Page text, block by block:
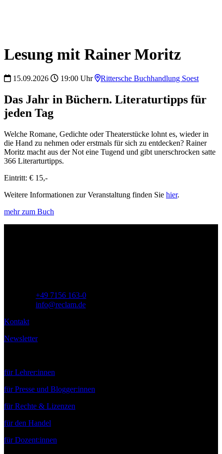
Lesung mit Rainer Moritz
15.09.2026 19:00 Uhr Rittersche Buchhandlung Soest
Das Jahr in Büchern. Literaturtipps für
jeden Tag
Welche Romane, Gedichte oder Theaterstücke lohnt es, wieder in
die Hand zu nehmen oder erstmals für sich zu entdecken? Rainer
Moritz macht aus der Not eine Tugend und gibt unerschrocken satte
366 Literarturtipps.
Eintritt: € 15,-
Weitere Informationen zur Veranstaltung finden Sie hier.
mehr zum Buch
+49 7156 163-0
info@reclam.de
Kontakt
Newsletter
für Lehrer:innen
für Presse und Blogger:innen
für Rechte & Lizenzen
für den Handel
für Dozent:innen